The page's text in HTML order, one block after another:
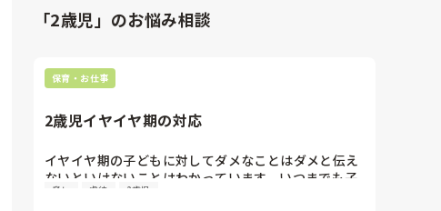
「2歳児」のお悩み相談
保育・お仕事
2歳児イヤイヤ期の対応
イヤイヤ期の子どもに対してダメなことはダメと伝え
ないといけないことはわかっています。いつまでも子
どものイヤイヤに付き合っていると「この先生はどこ
脅し 虐待 2歳児